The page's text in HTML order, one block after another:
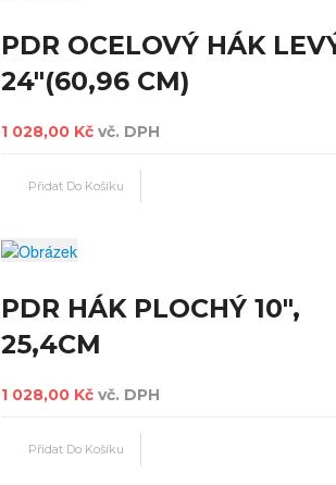
PDR OCELOVÝ HÁK
24"(60,96 CM)
1 028,00 Kč vč. DPH
PDR HÁK PLOCHÝ 10",
25,4CM
1 028,00 Kč vč. DPH